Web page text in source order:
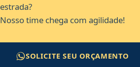
estrada?
Nosso time chega com agilidade!
SOLICITE SEU ORÇAMENTO